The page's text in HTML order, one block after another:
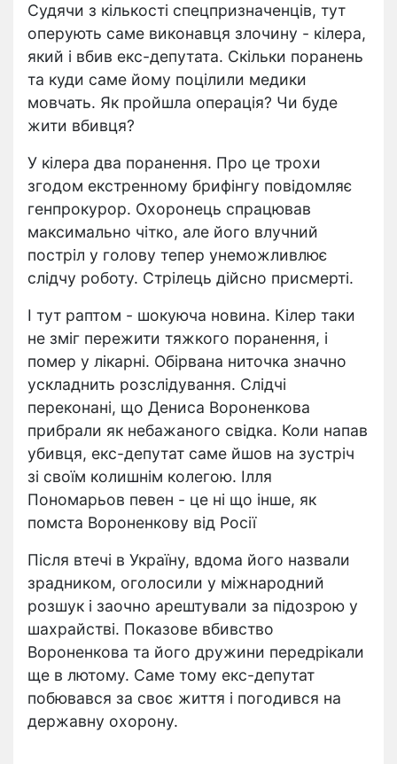
Судячи з кількості спецпризначенців, тут
оперують саме виконавця злочину - кілера,
який і вбив екс-депутата. Скільки поранень
та куди саме йому поцілили медики
мовчать. Як пройшла операція? Чи буде
жити вбивця?
У кілера два поранення. Про це трохи
згодом екстренному брифінгу повідомляє
генпрокурор. Охоронець спрацював
максимально чітко, але його влучний
постріл у голову тепер унеможливлює
слідчу роботу. Стрілець дійсно присмерті.
І тут раптом - шокуюча новина. Кілер таки
не зміг пережити тяжкого поранення, і
помер у лікарні. Обірвана ниточка значно
ускладнить розслідування. Слідчі
переконані, що Дениса Вороненкова
прибрали як небажаного свідка. Коли напав
убивця, екс-депутат саме йшов на зустріч
зі своїм колишнім колегою. Ілля
Пономарьов певен - це ні що інше, як
помста Вороненкову від Росії
Після втечі в Україну, вдома його назвали
зрадником, оголосили у міжнародний
розшук і заочно арештували за підозрою у
шахрайстві. Показове вбивство
Вороненкова та його дружини передрікали
ще в лютому. Саме тому екс-депутат
побювався за своє життя і погодився на
державну охорону.